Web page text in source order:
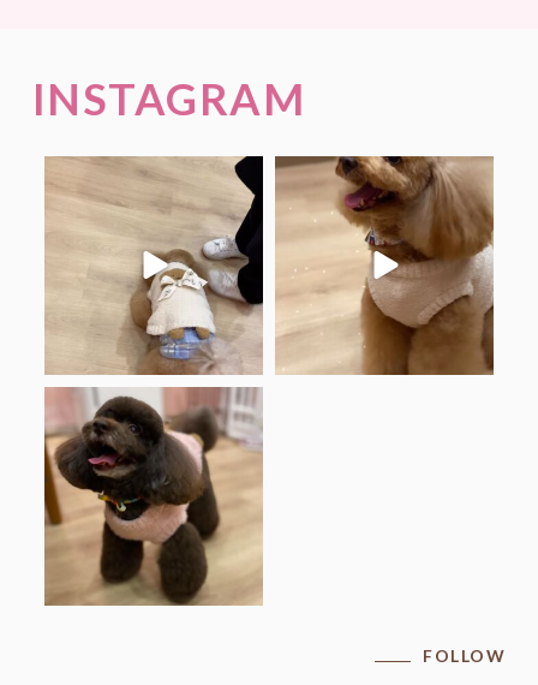
INSTAGRAM
.
くーちゃん♡アメリちゃん
ありがとうございました♡
.
くーちゃん♡
ありがとうございました♡
#仔犬見学受付中...
.
アメリちゃん♡
ありがとうございました♡
#ブラウンプードル ...
FOLLOW